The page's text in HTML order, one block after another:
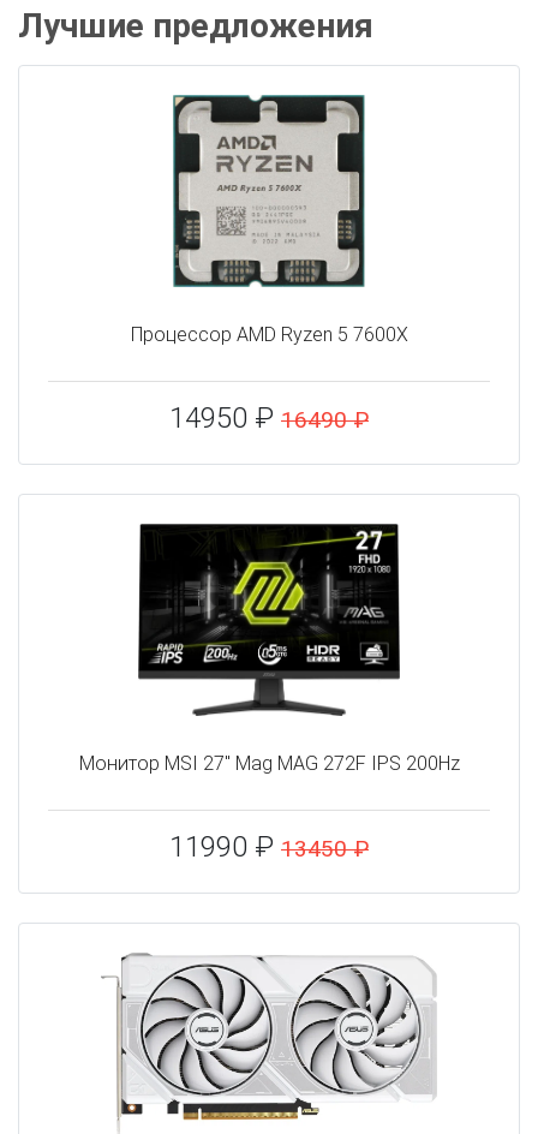
Лучшие предложения
Процессор AMD Ryzen 5 7600X
14950 ₽ 16490 ₽
Монитор MSI 27" Mag MAG 272F IPS 200Hz
11990 ₽ 13450 ₽